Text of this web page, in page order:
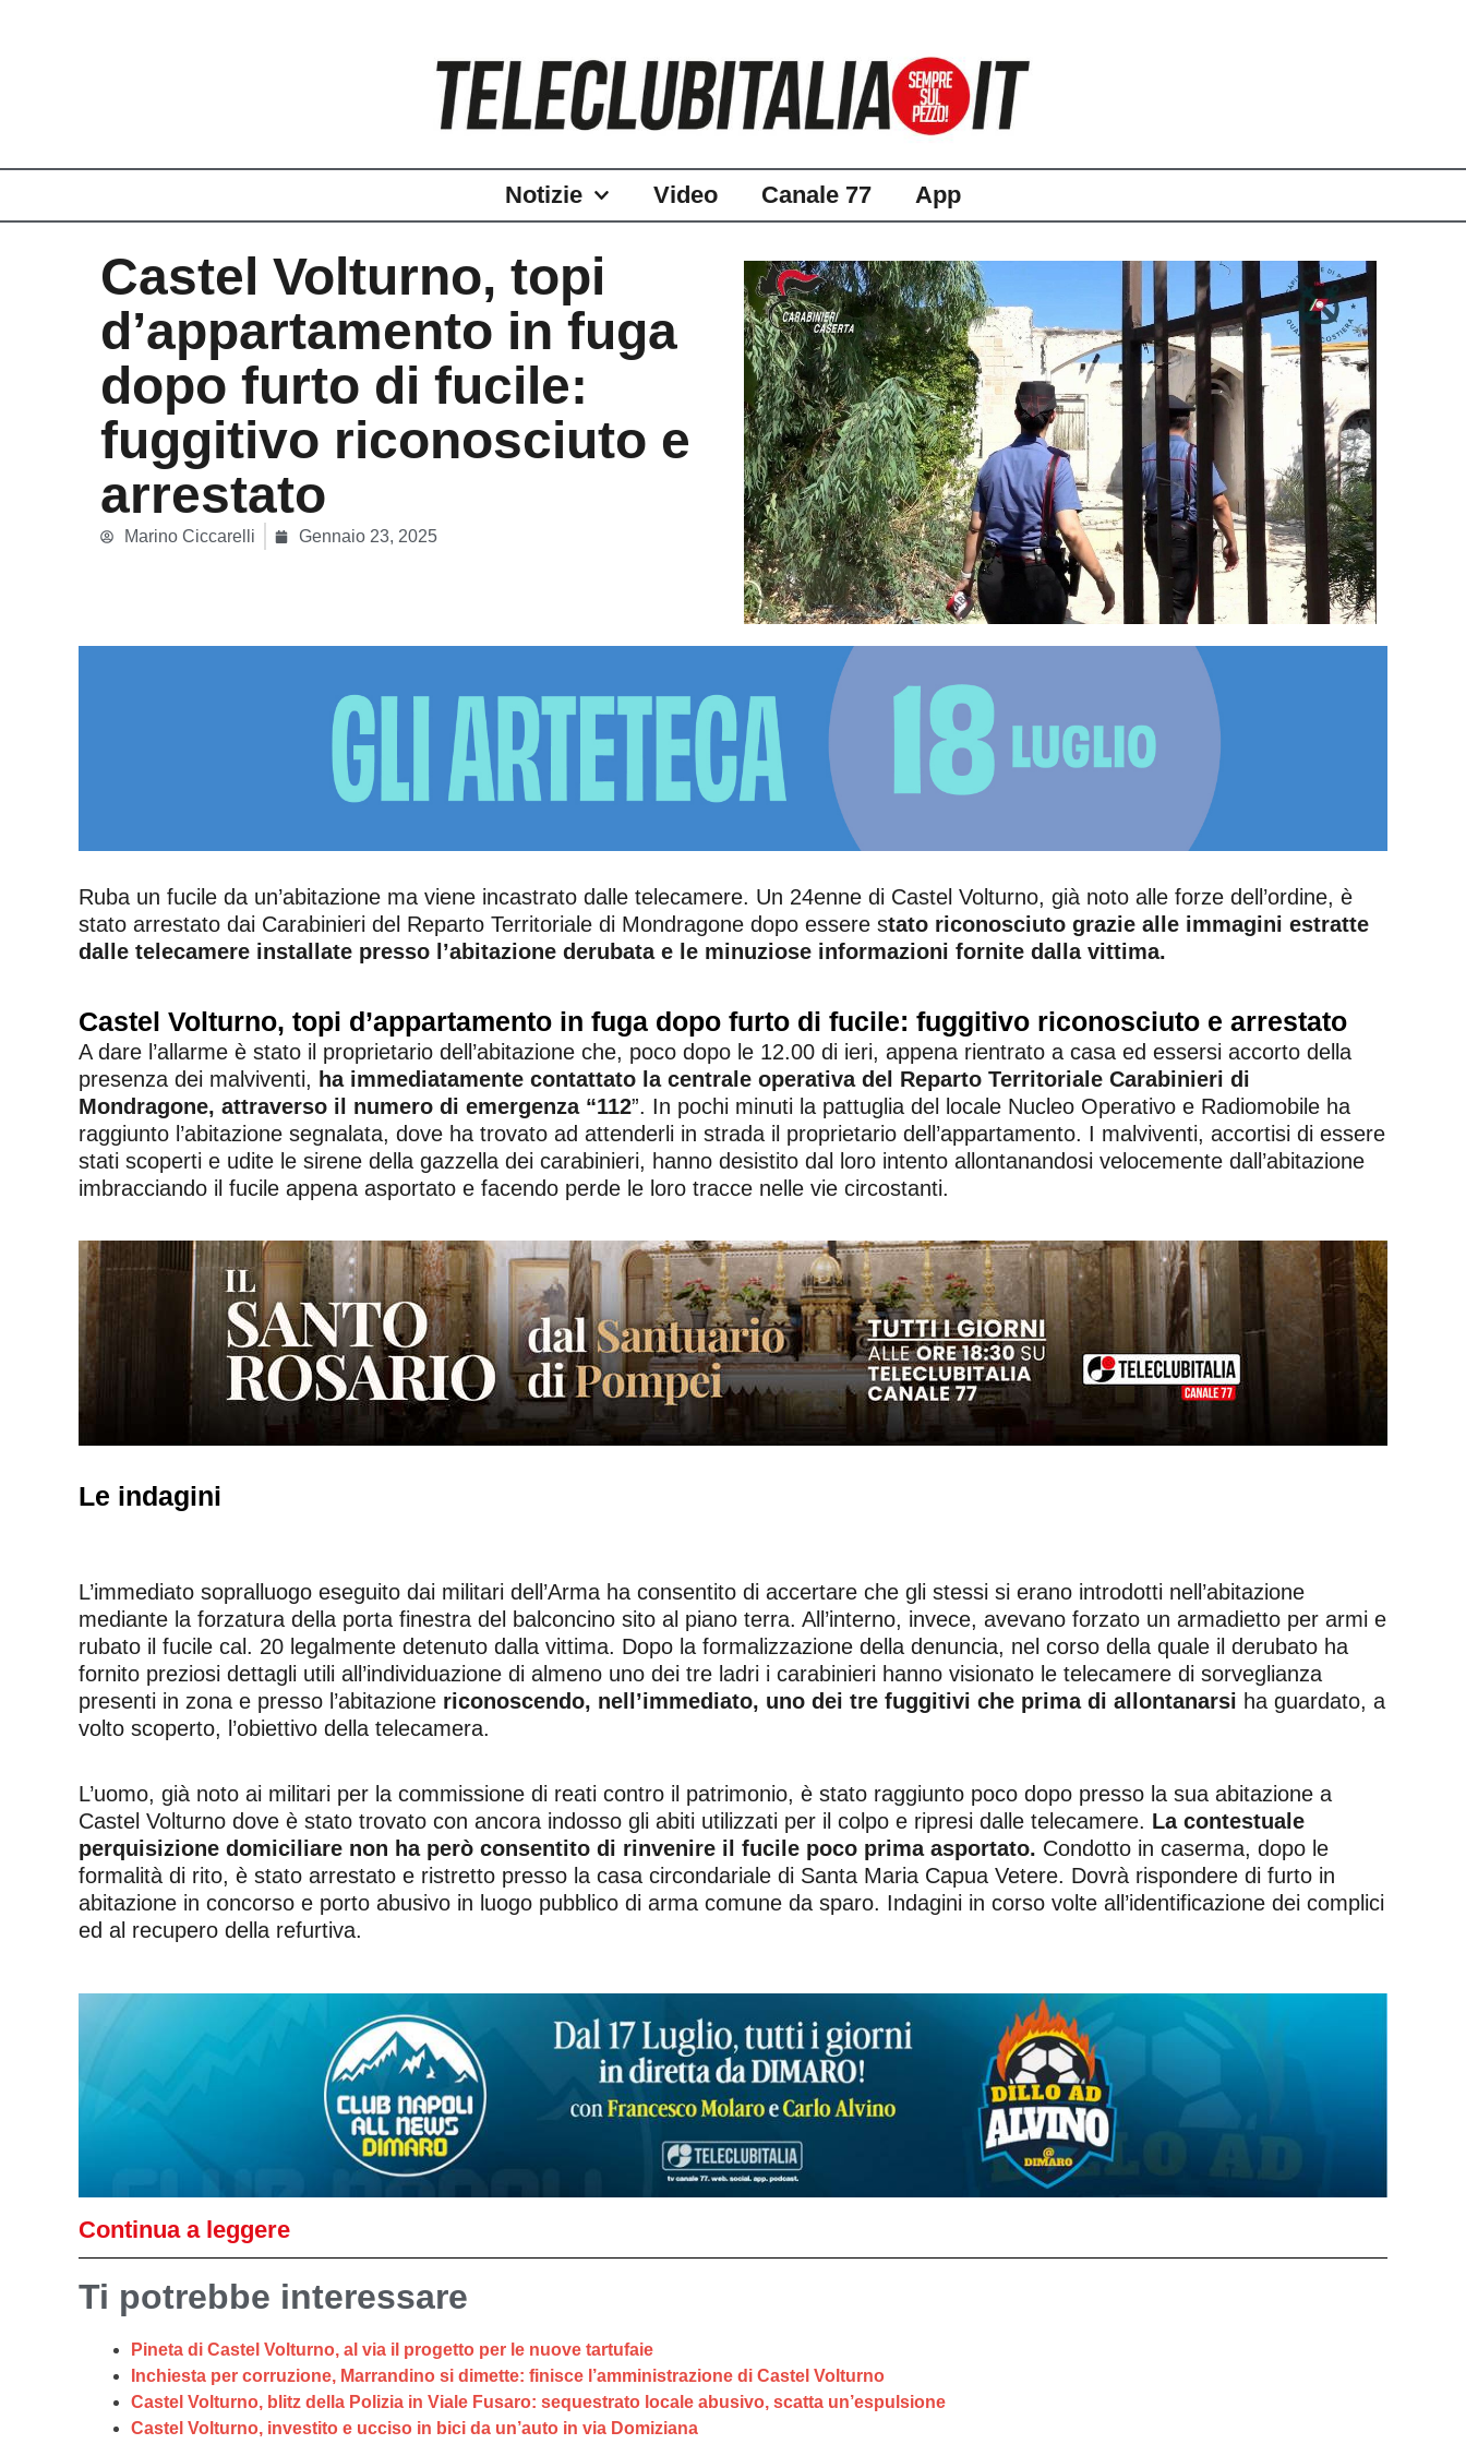
Notizie Video Canale 77 App
Castel Volturno, topi
d’appartamento in fuga
dopo furto di fucile:
fuggitivo riconosciuto e
arrestato
Marino Ciccarelli Gennaio 23, 2025
Ruba un fucile da un’abitazione ma viene incastrato dalle telecamere. Un 24enne di Castel Volturno, già noto alle forze dell’ordine, è
stato arrestato dai Carabinieri del Reparto Territoriale di Mondragone dopo essere stato riconosciuto grazie alle immagini estratte
dalle telecamere installate presso l’abitazione derubata e le minuziose informazioni fornite dalla vittima.
Castel Volturno, topi d’appartamento in fuga dopo furto di fucile: fuggitivo riconosciuto e arrestato
A dare l’allarme è stato il proprietario dell’abitazione che, poco dopo le 12.00 di ieri, appena rientrato a casa ed essersi accorto della
presenza dei malviventi, ha immediatamente contattato la centrale operativa del Reparto Territoriale Carabinieri di
Mondragone, attraverso il numero di emergenza “112”. In pochi minuti la pattuglia del locale Nucleo Operativo e Radiomobile ha
raggiunto l’abitazione segnalata, dove ha trovato ad attenderli in strada il proprietario dell’appartamento. I malviventi, accortisi di essere
stati scoperti e udite le sirene della gazzella dei carabinieri, hanno desistito dal loro intento allontanandosi velocemente dall’abitazione
imbracciando il fucile appena asportato e facendo perde le loro tracce nelle vie circostanti.
Le indagini
L’immediato sopralluogo eseguito dai militari dell’Arma ha consentito di accertare che gli stessi si erano introdotti nell’abitazione
mediante la forzatura della porta finestra del balconcino sito al piano terra. All’interno, invece, avevano forzato un armadietto per armi e
rubato il fucile cal. 20 legalmente detenuto dalla vittima. Dopo la formalizzazione della denuncia, nel corso della quale il derubato ha
fornito preziosi dettagli utili all’individuazione di almeno uno dei tre ladri i carabinieri hanno visionato le telecamere di sorveglianza
presenti in zona e presso l’abitazione riconoscendo, nell’immediato, uno dei tre fuggitivi che prima di allontanarsi ha guardato, a
volto scoperto, l’obiettivo della telecamera.
L’uomo, già noto ai militari per la commissione di reati contro il patrimonio, è stato raggiunto poco dopo presso la sua abitazione a
Castel Volturno dove è stato trovato con ancora indosso gli abiti utilizzati per il colpo e ripresi dalle telecamere. La contestuale
perquisizione domiciliare non ha però consentito di rinvenire il fucile poco prima asportato. Condotto in caserma, dopo le
formalità di rito, è stato arrestato e ristretto presso la casa circondariale di Santa Maria Capua Vetere. Dovrà rispondere di furto in
abitazione in concorso e porto abusivo in luogo pubblico di arma comune da sparo. Indagini in corso volte all’identificazione dei complici
ed al recupero della refurtiva.
Continua a leggere
Ti potrebbe interessare
Pineta di Castel Volturno, al via il progetto per le nuove tartufaie
Inchiesta per corruzione, Marrandino si dimette: finisce l’amministrazione di Castel Volturno
Castel Volturno, blitz della Polizia in Viale Fusaro: sequestrato locale abusivo, scatta un’espulsione
Castel Volturno, investito e ucciso in bici da un’auto in via Domiziana